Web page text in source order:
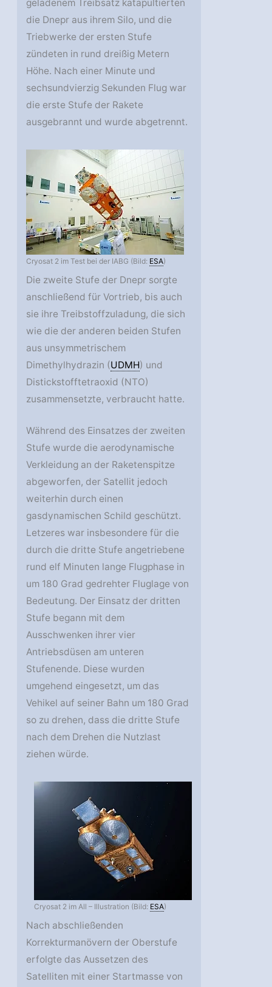
geladenem Treibsatz katapultierten
die Dnepr aus ihrem Silo, und die
Triebwerke der ersten Stufe
zündeten in rund dreißig Metern
Höhe. Nach einer Minute und
sechsundvierzig Sekunden Flug war
die erste Stufe der Rakete
ausgebrannt und wurde abgetrennt.
Cryosat 2 im Test bei der IABG (Bild: ESA)
Die zweite Stufe der Dnepr sorgte
anschließend für Vortrieb, bis auch
sie ihre Treibstoffzuladung, die sich
wie die der anderen beiden Stufen
aus unsymmetrischem
Dimethylhydrazin (UDMH) und
Distickstofftetraoxid (NTO)
zusammensetzte, verbraucht hatte.
Während des Einsatzes der zweiten
Stufe wurde die aerodynamische
Verkleidung an der Raketenspitze
abgeworfen, der Satellit jedoch
weiterhin durch einen
gasdynamischen Schild geschützt.
Letzeres war insbesondere für die
durch die dritte Stufe angetriebene
rund elf Minuten lange Flugphase in
um 180 Grad gedrehter Fluglage von
Bedeutung. Der Einsatz der dritten
Stufe begann mit dem
Ausschwenken ihrer vier
Antriebsdüsen am unteren
Stufenende. Diese wurden
umgehend eingesetzt, um das
Vehikel auf seiner Bahn um 180 Grad
so zu drehen, dass die dritte Stufe
nach dem Drehen die Nutzlast
ziehen würde.
Cryosat 2 im All – Illustration (Bild: ESA)
Nach abschließenden
Korrekturmanövern der Oberstufe
erfolgte das Aussetzen des
Satelliten mit einer Startmasse von